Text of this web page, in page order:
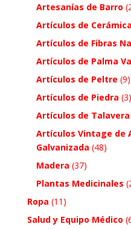
Artesanías de Barro
Artículos de Cerámica
Artículos de Fibras
Artículos de Palma
Artículos de Peltre (9)
Artículos de Piedra (3)
Artículos de Talavera
Artículos Vintage de
Galvanizada (48)
Madera (37)
Plantas Medicinales
Ropa (11)
Salud y Equipo Médico